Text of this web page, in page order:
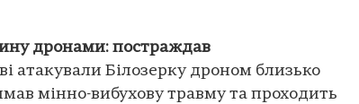
дронами: постраждав
атакували Білозерку дроном близько
мінно-вибухову травму та проходить